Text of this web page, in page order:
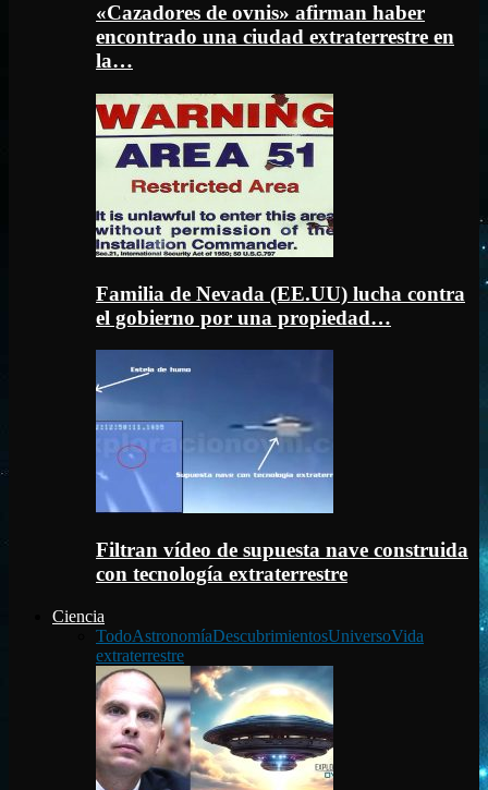
«Cazadores de ovnis» afirman haber
encontrado una ciudad extraterrestre en
la…
Familia de Nevada (EE.UU) lucha contra
el gobierno por una propiedad…
Filtran vídeo de supuesta nave construida
con tecnología extraterrestre
Ciencia
TodoAstronomíaDescubrimientosUniversoVida
extraterrestre